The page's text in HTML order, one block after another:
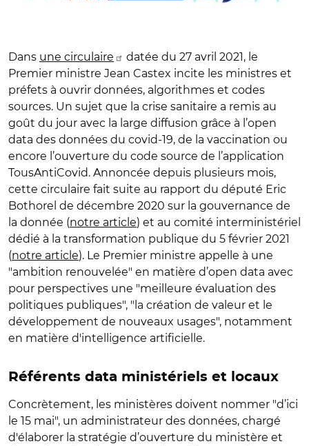
Dans une circulaire
datée du 27 avril 2021, le
Premier ministre Jean Castex incite les ministres et
préfets à ouvrir données, algorithmes et codes
sources. Un sujet que la crise sanitaire a remis au
goût du jour avec la large diffusion grâce à l’open
data des données du covid-19, de la vaccination ou
encore l’ouverture du code source de l’application
TousAntiCovid. Annoncée depuis plusieurs mois,
cette circulaire fait suite au rapport du député Eric
Bothorel de décembre 2020 sur la gouvernance de
la donnée (notre article) et au comité interministériel
dédié à la transformation publique du 5 février 2021
(notre article). Le Premier ministre appelle à une
"ambition renouvelée" en matière d’open data avec
pour perspectives une "meilleure évaluation des
politiques publiques", "la création de valeur et le
développement de nouveaux usages", notamment
en matière d'intelligence artificielle.
Référents data ministériels et locaux
Concrètement, les ministères doivent nommer "d’ici
le 15 mai", un administrateur des données, chargé
d'élaborer la stratégie d’ouverture du ministère et